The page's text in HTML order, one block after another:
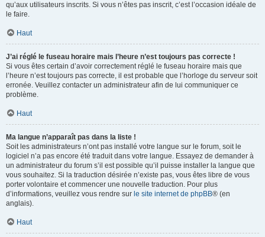
qu’aux utilisateurs inscrits. Si vous n’êtes pas inscrit, c’est l’occasion idéale de
le faire.
Haut
J’ai réglé le fuseau horaire mais l’heure n’est toujours pas correcte !
Si vous êtes certain d’avoir correctement réglé le fuseau horaire mais que
l’heure n’est toujours pas correcte, il est probable que l’horloge du serveur soit
erronée. Veuillez contacter un administrateur afin de lui communiquer ce
problème.
Haut
Ma langue n’apparaît pas dans la liste !
Soit les administrateurs n’ont pas installé votre langue sur le forum, soit le
logiciel n’a pas encore été traduit dans votre langue. Essayez de demander à
un administrateur du forum s’il est possible qu’il puisse installer la langue que
vous souhaitez. Si la traduction désirée n’existe pas, vous êtes libre de vous
porter volontaire et commencer une nouvelle traduction. Pour plus
d’informations, veuillez vous rendre sur le site internet de phpBB® (en
anglais).
Haut